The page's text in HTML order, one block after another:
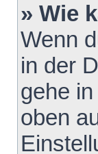
» Wie
Wenn
in der
gehe
oben